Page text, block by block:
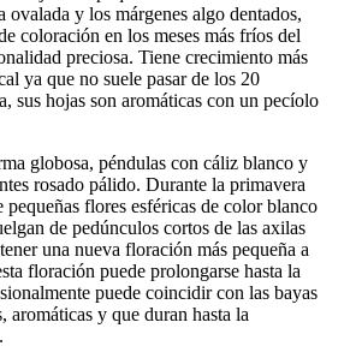
ovalada y los márgenes algo dentados,
coloración en los meses más fríos del
preciosa. Tiene crecimiento más
ya que no suele pasar de los 20
sus hojas son aromáticas con un pecíolo
globosa, péndulas con cáliz blanco y
rosado pálido. Durante la primavera
pequeñas flores esféricas de color blanco
de pedúnculos cortos de las axilas
una nueva floración más pequeña a
floración puede prolongarse hasta la
puede coincidir con las bayas
aromáticas y que duran hasta la